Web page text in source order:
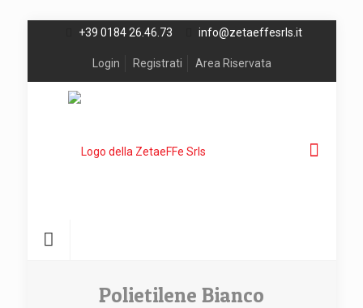
+39 0184 26.46.73 info@zetaeffesrls.it
Login Registrati Area Riservata
Polietilene Bianco